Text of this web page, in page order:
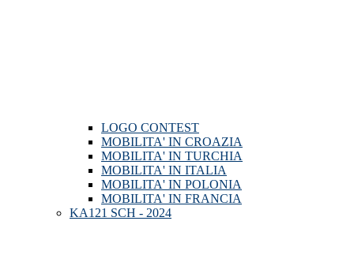
LOGO CONTEST
MOBILITA' IN CROAZIA
MOBILITA' IN TURCHIA
MOBILITA' IN ITALIA
MOBILITA' IN POLONIA
MOBILITA' IN FRANCIA
KA121 SCH - 2024